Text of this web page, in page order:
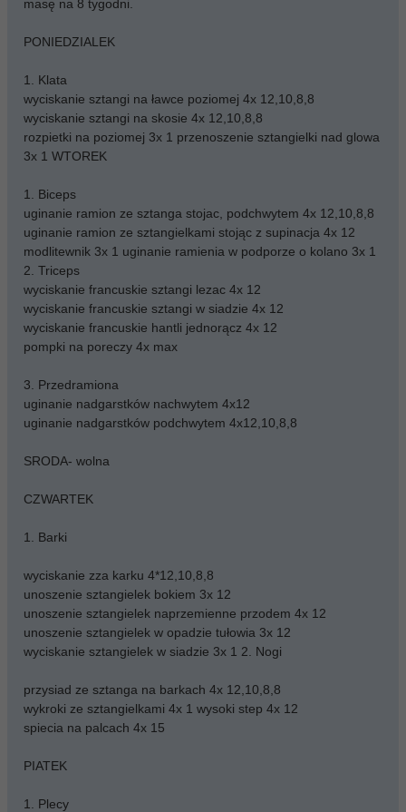
masę na 8 tygodni.
PONIEDZIALEK
1. Klata
wyciskanie sztangi na ławce poziomej 4x 12,10,8,8
wyciskanie sztangi na skosie 4x 12,10,8,8
rozpietki na poziomej 3x 1 przenoszenie sztangielki nad glowa
3x 1 WTOREK
1. Biceps
uginanie ramion ze sztanga stojac, podchwytem 4x 12,10,8,8
uginanie ramion ze sztangielkami stojąc z supinacja 4x 12
modlitewnik 3x 1 uginanie ramienia w podporze o kolano 3x 1
2. Triceps
wyciskanie francuskie sztangi lezac 4x 12
wyciskanie francuskie sztangi w siadzie 4x 12
wyciskanie francuskie hantli jednorącz 4x 12
pompki na poreczy 4x max
3. Przedramiona
uginanie nadgarstków nachwytem 4x12
uginanie nadgarstków podchwytem 4x12,10,8,8
SRODA- wolna
CZWARTEK
1. Barki
wyciskanie zza karku 4*12,10,8,8
unoszenie sztangielek bokiem 3x 12
unoszenie sztangielek naprzemienne przodem 4x 12
unoszenie sztangielek w opadzie tułowia 3x 12
wyciskanie sztangielek w siadzie 3x 1 2. Nogi
przysiad ze sztanga na barkach 4x 12,10,8,8
wykroki ze sztangielkami 4x 1 wysoki step 4x 12
spiecia na palcach 4x 15
PIATEK
1. Plecy